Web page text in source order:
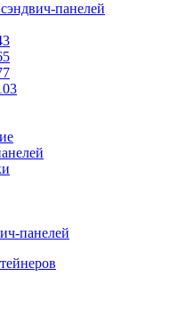
панелей
панелей